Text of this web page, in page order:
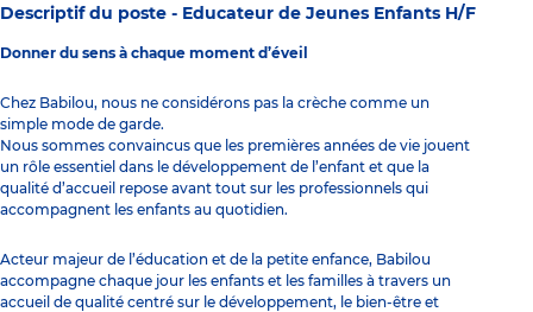
Descriptif du poste - Educateur de Jeunes Enfants H/F
Donner du sens à chaque moment d’éveil
Chez Babilou, nous ne considérons pas la crèche comme un
simple mode de garde.
Nous sommes convaincus que les premières années de vie jouent
un rôle essentiel dans le développement de l’enfant et que la
qualité d’accueil repose avant tout sur les professionnels qui
accompagnent les enfants au quotidien.
Acteur majeur de l’éducation et de la petite enfance, Babilou
accompagne chaque jour les enfants et les familles à travers un
accueil de qualité centré sur le développement, le bien-être et